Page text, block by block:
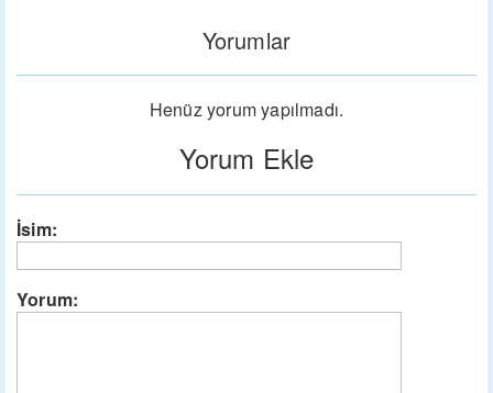
Yorumlar
Henüz yorum yapılmadı.
Yorum Ekle
İsim:
Yorum: